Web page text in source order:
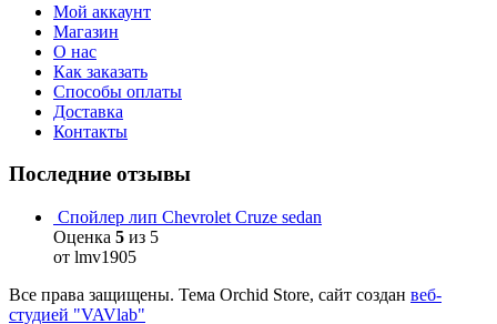
Мой аккаунт
Магазин
О нас
Как заказать
Способы оплаты
Доставка
Контакты
Последние отзывы
Спойлер лип Chevrolet Cruze sedan
Оценка 5 из 5
от lmv1905
Все права защищены. Тема Orchid Store, сайт создан веб-
студией "VAVlab"